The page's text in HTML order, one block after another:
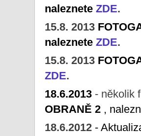
naleznete ZDE.
15.8. 2013
naleznete ZDE.
15.8. 2013
ZDE.
18.6.2013 - několik
OBRANĚ 2 ,
18.6.2012 -